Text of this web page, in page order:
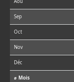
Aoû
Sep
Oct
Nov
Déc
⌀ Mois